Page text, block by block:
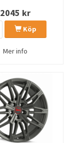
2045 kr
Köp
Mer info